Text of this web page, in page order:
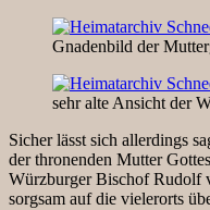
Gnadenbild der
sehr alte Ansicht der
Sicher lässt sich allerdings
der thronenden Mutter
Würzburger Bischof Rudolf
sorgsam auf die vielerorts